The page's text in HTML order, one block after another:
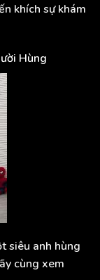
khích sự khám
Hùng
siêu anh hùng
cùng xem